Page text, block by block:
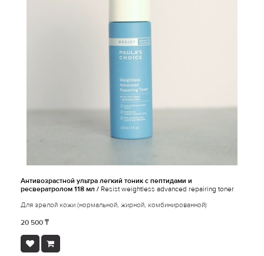
Антивозрастной ультра легкий тоник с пептидами и
ресвератролом 118 мл / Resist weightless advanced repairing toner
Для зрелой кожи (нормальной, жирной, комбинированной)
20 500 ₸